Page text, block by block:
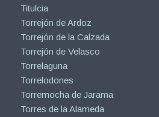
Titulcia
Torrejón de Ardoz
Torrejón de la Calzada
Torrejón de Velasco
Torrelaguna
Torrelodones
Torremocha de Jarama
Torres de la Alameda